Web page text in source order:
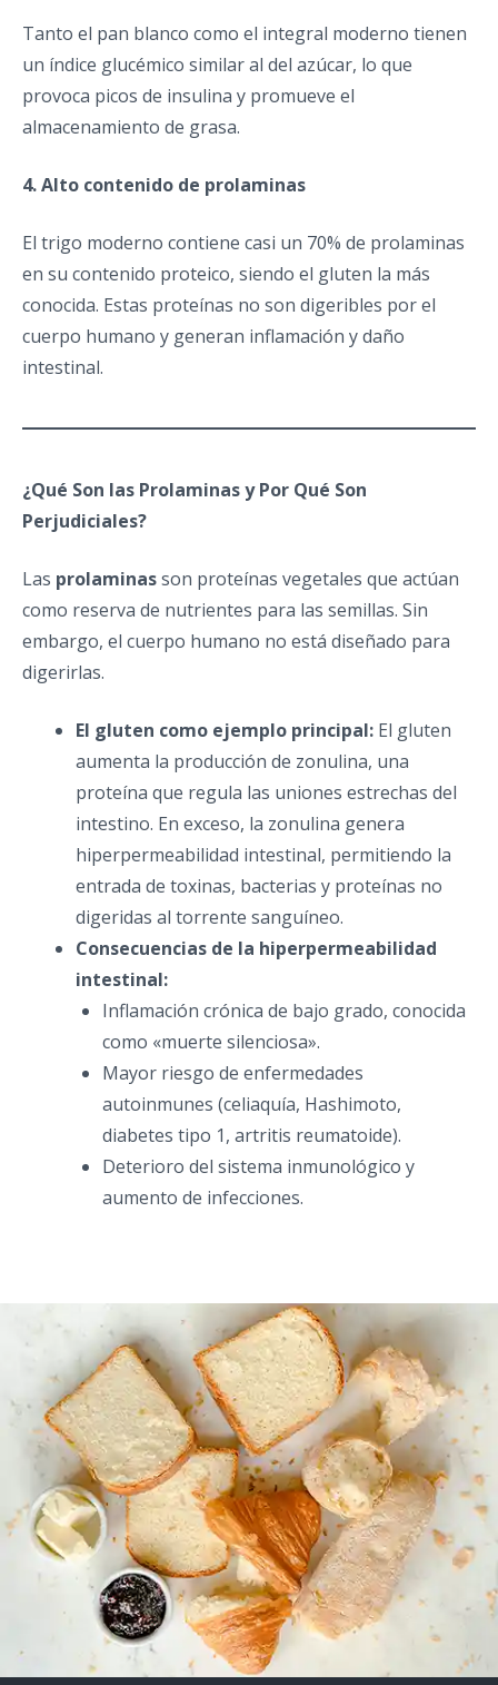
Tanto el pan blanco como el integral moderno tienen
un índice glucémico similar al del azúcar, lo que
provoca picos de insulina y promueve el
almacenamiento de grasa.
4. Alto contenido de prolaminas
El trigo moderno contiene casi un 70% de prolaminas
en su contenido proteico, siendo el gluten la más
conocida. Estas proteínas no son digeribles por el
cuerpo humano y generan inflamación y daño
intestinal.
¿Qué Son las Prolaminas y Por Qué Son
Perjudiciales?
Las prolaminasson proteínas vegetales que actúan
como reserva de nutrientes para las semillas. Sin
embargo, el cuerpo humano no está diseñado para
digerirlas.
El gluten como ejemplo principal: El gluten
aumenta la producción de zonulina, una
proteína que regula las uniones estrechas del
intestino. En exceso, la zonulina genera
hiperpermeabilidad intestinal, permitiendo la
entrada de toxinas, bacterias y proteínas no
digeridas al torrente sanguíneo.
Consecuencias de la hiperpermeabilidad
intestinal:
Inflamación crónica de bajo grado, conocida
como «muerte silenciosa».
Mayor riesgo de enfermedades
autoinmunes (celiaquía, Hashimoto,
diabetes tipo 1, artritis reumatoide).
Deterioro del sistema inmunológico y
aumento de infecciones.